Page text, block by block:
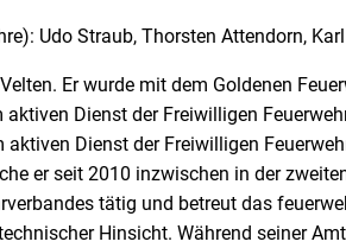
Udo Straub, Thorsten Attendorn,
Er wurde mit dem Goldenen
Dienst der Freiwilligen
Dienst der Freiwilligen
er seit 2010 inzwischen in der
tätig und betreut das
Hinsicht. Während seiner